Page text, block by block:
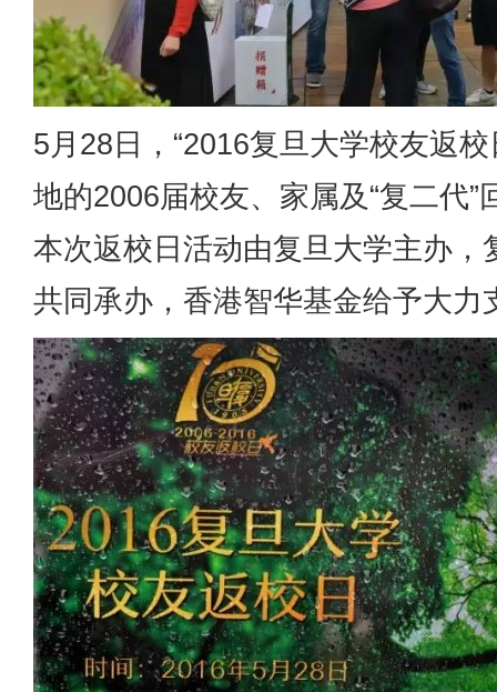
5月28日，“2016复旦大学校友返
地的2006届校友、家属及“复二代
本次返校日活动由复旦大学主办
共同承办，香港智华基金给予大力